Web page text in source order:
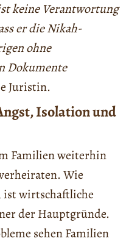
keine Verantwortung
er die Nikah-
ohne
Dokumente
Juristin.
Isolation und
Familien weiterhin
Wie
ist wirtschaftliche
der Hauptgründe.
sehen Familien